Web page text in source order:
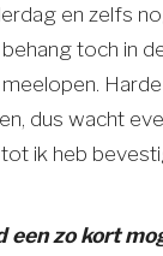
en zelfs
toch in
dus wacht
ik heb
een zo kort